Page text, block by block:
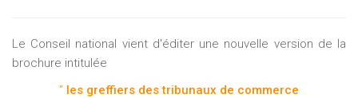
Le Conseil national vient d'éditer une nouvelle version de la
brochure intitulée
" les greffiers des tribunaux de commerce